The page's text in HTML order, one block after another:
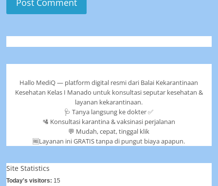
Hallo MediQ — platform digital resmi dari Balai Kekarantinaan
Kesehatan Kelas I Manado untuk konsultasi seputar kesehatan &
layanan kekarantinaan.
🩺 Tanya langsung ke dokter ✅
🛂 Konsultasi karantina & vaksinasi perjalanan
💬 Mudah, cepat, tinggal klik
🆓Layanan ini GRATIS tanpa di pungut biaya apapun.
Site Statistics
Today's visitors: 15